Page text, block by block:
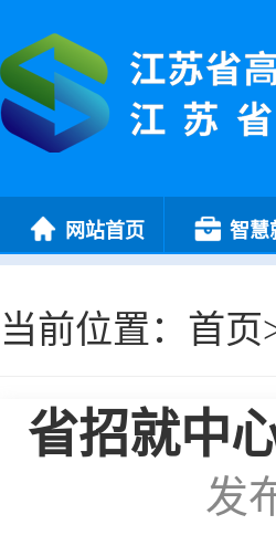
网站首页 智慧
当前位置： 首页
省招就中
发